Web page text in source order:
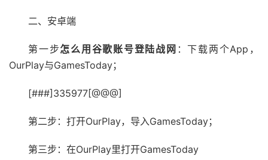
二、安卓端
第一步怎么用谷歌账号登陆战网 ：下载两个App，
OurPlay与GamesToday；
[###]335977[@@@]
第二步：打开OurPlay，导入GamesToday；
第三步：在OurPlay里打开GamesToday